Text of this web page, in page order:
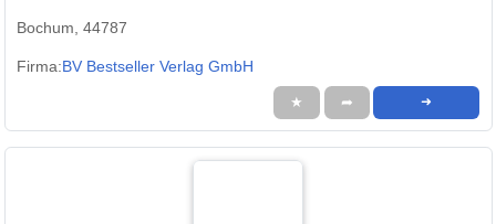
Bochum, 44787
Firma:BV Bestseller Verlag GmbH
★ ➦ ➜